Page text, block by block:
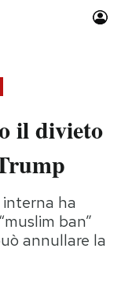
il divieto
ha
ban”
annullare la